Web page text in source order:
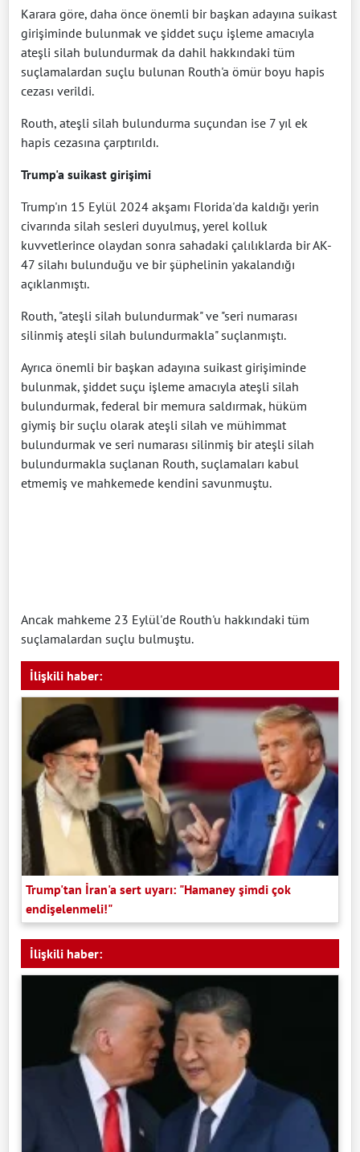
Karara göre, daha önce önemli bir başkan adayına suikast
girişiminde bulunmak ve şiddet suçu işleme amacıyla
ateşli silah bulundurmak da dahil hakkındaki tüm
suçlamalardan suçlu bulunan Routh'a ömür boyu hapis
cezası verildi.
Routh, ateşli silah bulundurma suçundan ise 7 yıl ek
hapis cezasına çarptırıldı.
Trump'a suikast girişimi
Trump'ın 15 Eylül 2024 akşamı Florida'da kaldığı yerin
civarında silah sesleri duyulmuş, yerel kolluk
kuvvetlerince olaydan sonra sahadaki çalılıklarda bir AK-
47 silahı bulunduğu ve bir şüphelinin yakalandığı
açıklanmıştı.
Routh, "ateşli silah bulundurmak" ve "seri numarası
silinmiş ateşli silah bulundurmakla" suçlanmıştı.
Ayrıca önemli bir başkan adayına suikast girişiminde
bulunmak, şiddet suçu işleme amacıyla ateşli silah
bulundurmak, federal bir memura saldırmak, hüküm
giymiş bir suçlu olarak ateşli silah ve mühimmat
bulundurmak ve seri numarası silinmiş bir ateşli silah
bulundurmakla suçlanan Routh, suçlamaları kabul
etmemiş ve mahkemede kendini savunmuştu.
Ancak mahkeme 23 Eylül'de Routh'u hakkındaki tüm
suçlamalardan suçlu bulmuştu.
İlişkili haber:
Trump'tan İran'a sert uyarı: "Hamaney şimdi çok
endişelenmeli!"
İlişkili haber: